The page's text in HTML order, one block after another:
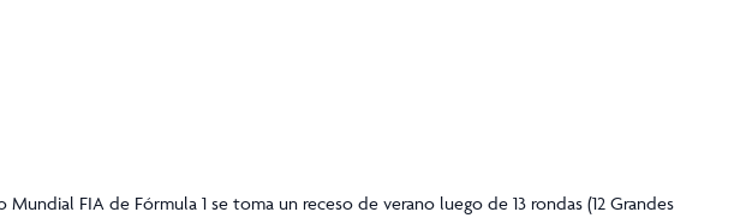
FIA de Fórmula 1 se toma un receso de verano luego de 13 rondas (12 Grandes